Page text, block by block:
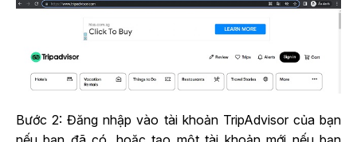
Bước 2: Đăng nhập vào tài khoản TripAdvisor của bạn